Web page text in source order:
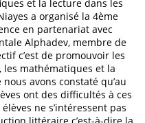
et la lecture dans les
a organisé la 4ème
en partenariat avec
Alphadev, membre de
c’est de promouvoir les
mathématiques et la
avons constaté qu’au
ont des difficultés à ces
ne s’intéressent pas